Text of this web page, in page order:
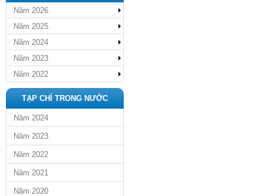
Năm 2026
Năm 2025
Năm 2024
Năm 2023
Năm 2022
TẠP CHÍ TRONG NƯỚC
Năm 2024
Năm 2023
Năm 2022
Năm 2021
Năm 2020